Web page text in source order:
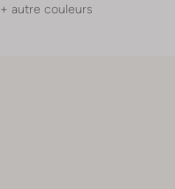
+ autre couleurs